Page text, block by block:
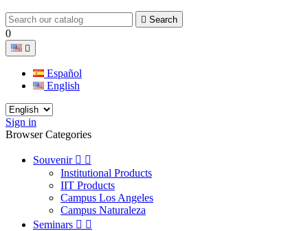
 Search
0

Español
English
Sign in
Browser Categories
Souvenir  
Institutional Products
IIT Products
Campus Los Angeles
Campus Naturaleza
Seminars  